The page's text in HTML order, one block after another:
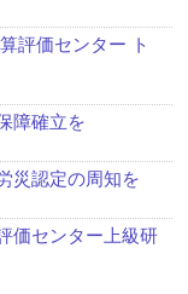
評価センター ト
障確立を
災認定の周知を
価センター上級研